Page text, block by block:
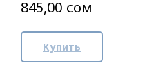
845,00 сом
Купить